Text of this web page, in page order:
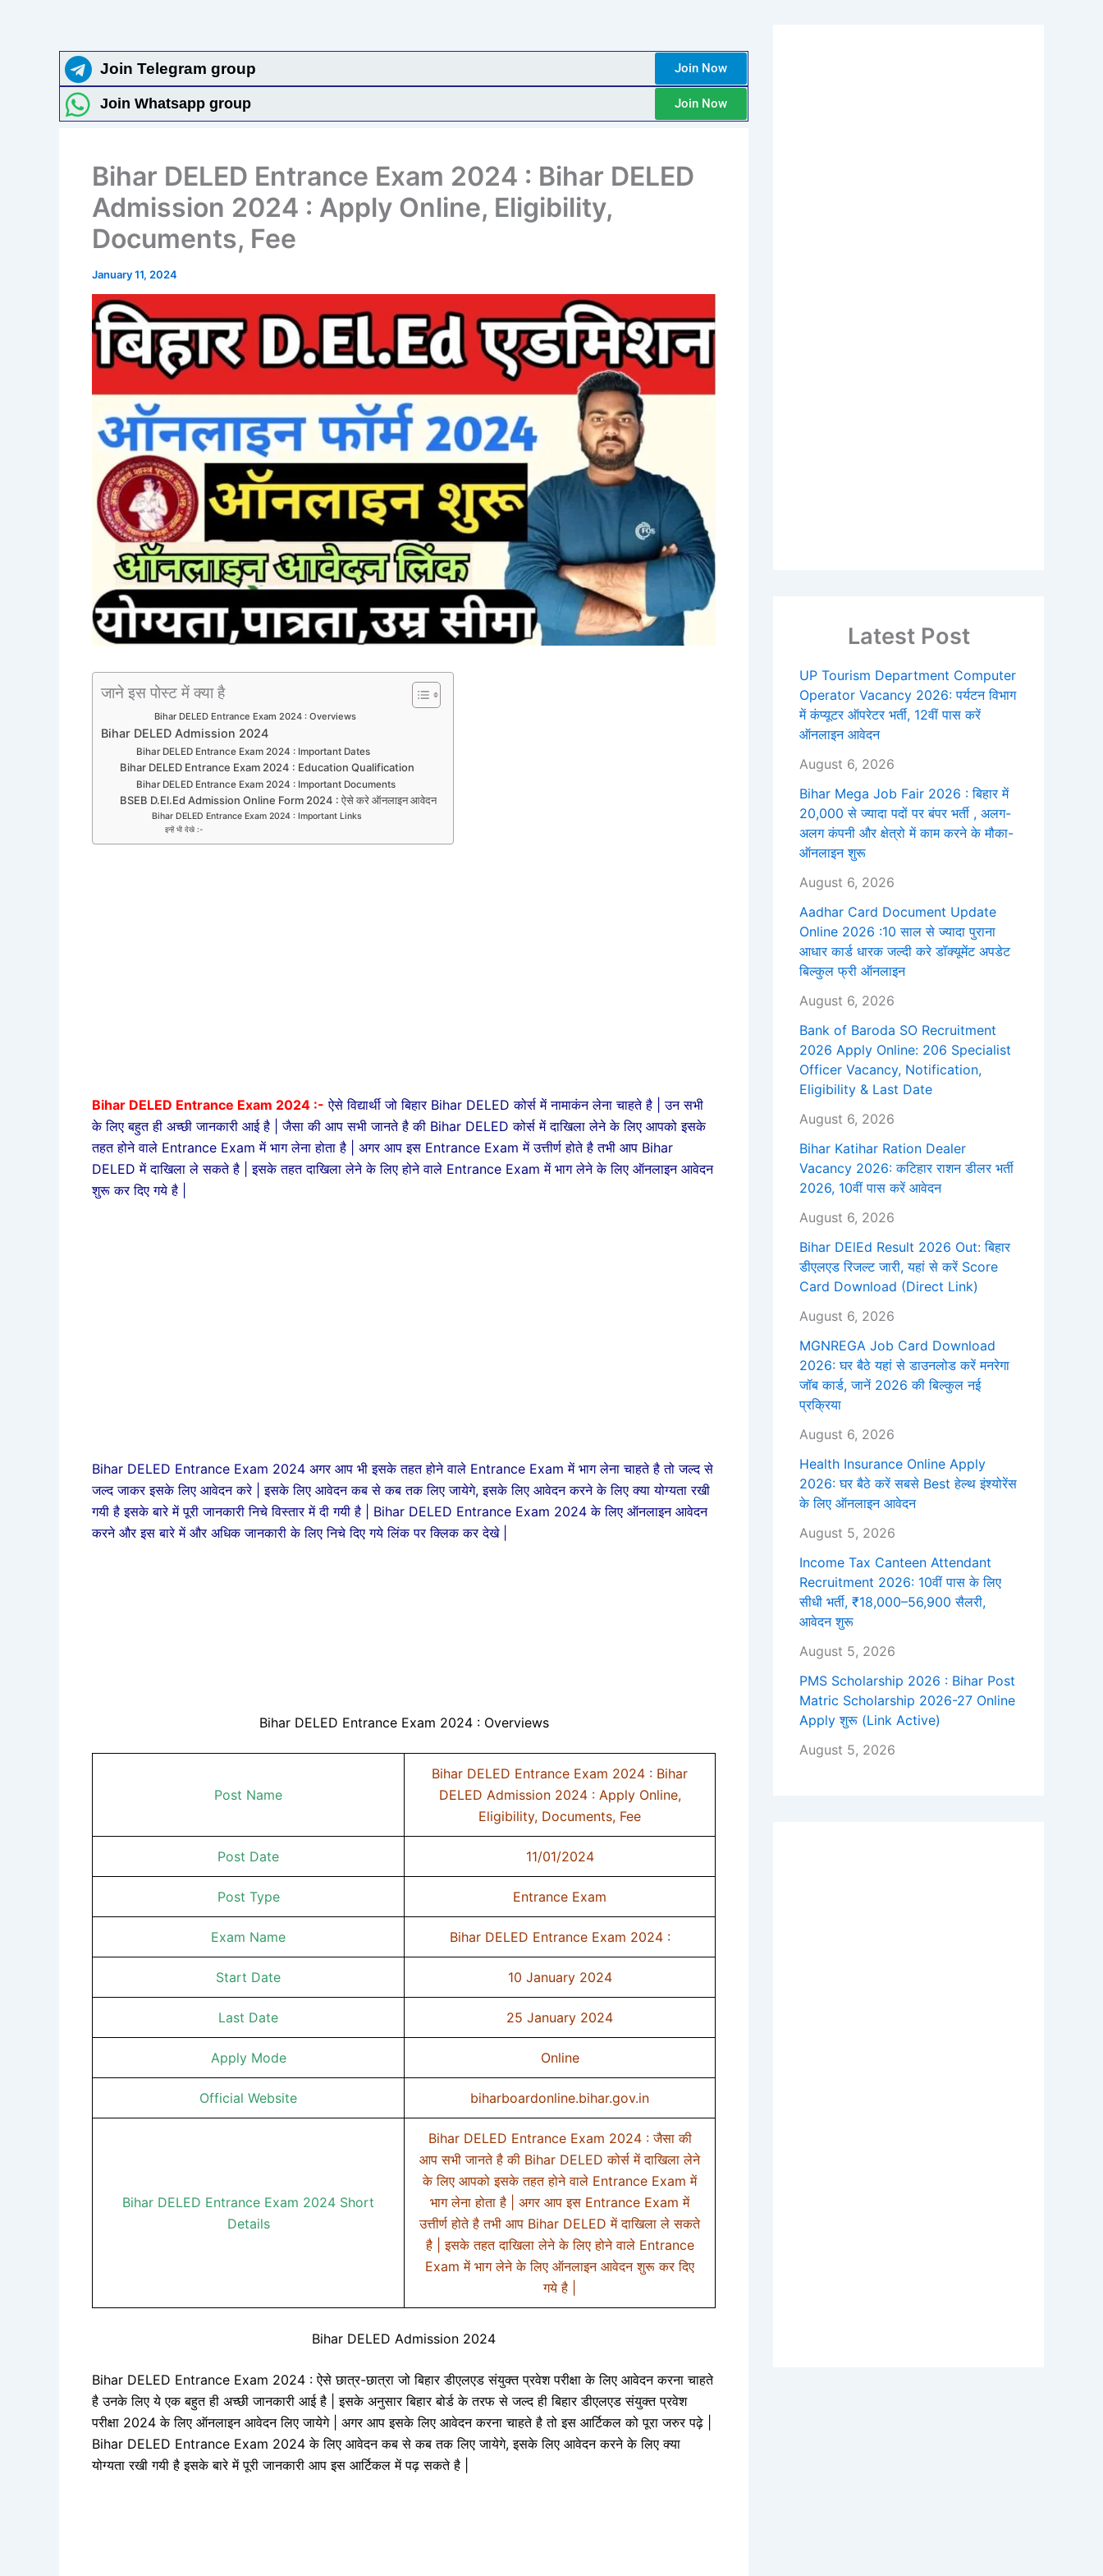
Join Telegram group Join Now
Join Whatsapp group Join Now
Bihar DELED Entrance Exam 2024 : Bihar DELED
Admission 2024 : Apply Online, Eligibility,
Documents, Fee
January 11, 2024
जाने इस पोस्ट में क्या है
Bihar DELED Entrance Exam 2024 : Overviews
Bihar DELED Admission 2024
Bihar DELED Entrance Exam 2024 : Important Dates
Bihar DELED Entrance Exam 2024 : Education Qualification
Bihar DELED Entrance Exam 2024 : Important Documents
BSEB D.El.Ed Admission Online Form 2024 : ऐसे करे ऑनलाइन आवेदन
Bihar DELED Entrance Exam 2024 : Important Links
इन्हें भी देखे :-
Bihar DELED Entrance Exam 2024 :- ऐसे विद्यार्थी जो बिहार Bihar DELED कोर्स में नामाकंन लेना चाहते है | उन सभी
के लिए बहुत ही अच्छी जानकारी आई है | जैसा की आप सभी जानते है की Bihar DELED कोर्स में दाखिला लेने के लिए आपको इसके
तहत होने वाले Entrance Exam में भाग लेना होता है | अगर आप इस Entrance Exam में उत्तीर्ण होते है तभी आप Bihar
DELED में दाखिला ले सकते है | इसके तहत दाखिला लेने के लिए होने वाले Entrance Exam में भाग लेने के लिए ऑनलाइन आवेदन
शुरू कर दिए गये है |
Bihar DELED Entrance Exam 2024 अगर आप भी इसके तहत होने वाले Entrance Exam में भाग लेना चाहते है तो जल्द से
जल्द जाकर इसके लिए आवेदन करे | इसके लिए आवेदन कब से कब तक लिए जायेगे, इसके लिए आवेदन करने के लिए क्या योग्यता रखी
गयी है इसके बारे में पूरी जानकारी निचे विस्तार में दी गयी है | Bihar DELED Entrance Exam 2024 के लिए ऑनलाइन आवेदन
करने और इस बारे में और अधिक जानकारी के लिए निचे दिए गये लिंक पर क्लिक कर देखे |
Bihar DELED Entrance Exam 2024 : Overviews
Post Name
Bihar DELED Entrance Exam 2024 : Bihar
DELED Admission 2024 : Apply Online,
Eligibility, Documents, Fee
Post Date 11/01/2024
Post Type Entrance Exam
Exam Name Bihar DELED Entrance Exam 2024 :
Start Date 10 January 2024
Last Date 25 January 2024
Apply Mode Online
Official Website biharboardonline.bihar.gov.in
Bihar DELED Entrance Exam 2024 Short
Details
Bihar DELED Entrance Exam 2024 : जैसा की
आप सभी जानते है की Bihar DELED कोर्स में दाखिला लेने
के लिए आपको इसके तहत होने वाले Entrance Exam में
भाग लेना होता है | अगर आप इस Entrance Exam में
उत्तीर्ण होते है तभी आप Bihar DELED में दाखिला ले सकते
है | इसके तहत दाखिला लेने के लिए होने वाले Entrance
Exam में भाग लेने के लिए ऑनलाइन आवेदन शुरू कर दिए
गये है |
Bihar DELED Admission 2024
Bihar DELED Entrance Exam 2024 : ऐसे छात्र-छात्रा जो बिहार डीएलएड संयुक्त प्रवेश परीक्षा के लिए आवेदन करना चाहते
है उनके लिए ये एक बहुत ही अच्छी जानकारी आई है | इसके अनुसार बिहार बोर्ड के तरफ से जल्द ही बिहार डीएलएड संयुक्त प्रवेश
परीक्षा 2024 के लिए ऑनलाइन आवेदन लिए जायेगे | अगर आप इसके लिए आवेदन करना चाहते है तो इस आर्टिकल को पूरा जरुर पढ़े |
Bihar DELED Entrance Exam 2024 के लिए आवेदन कब से कब तक लिए जायेगे, इसके लिए आवेदन करने के लिए क्या
योग्यता रखी गयी है इसके बारे में पूरी जानकारी आप इस आर्टिकल में पढ़ सकते है |
Latest Post
UP Tourism Department Computer
Operator Vacancy 2026: पर्यटन विभाग
में कंप्यूटर ऑपरेटर भर्ती, 12वीं पास करें
ऑनलाइन आवेदन
August 6, 2026
Bihar Mega Job Fair 2026 : बिहार में
20,000 से ज्यादा पदों पर बंपर भर्ती , अलग-
अलग कंपनी और क्षेत्रो में काम करने के मौका-
ऑनलाइन शुरू
August 6, 2026
Aadhar Card Document Update
Online 2026 :10 साल से ज्यादा पुराना
आधार कार्ड धारक जल्दी करे डॉक्यूमेंट अपडेट
बिल्कुल फ्री ऑनलाइन
August 6, 2026
Bank of Baroda SO Recruitment
2026 Apply Online: 206 Specialist
Officer Vacancy, Notification,
Eligibility & Last Date
August 6, 2026
Bihar Katihar Ration Dealer
Vacancy 2026: कटिहार राशन डीलर भर्ती
2026, 10वीं पास करें आवेदन
August 6, 2026
Bihar DElEd Result 2026 Out: बिहार
डीएलएड रिजल्ट जारी, यहां से करें Score
Card Download (Direct Link)
August 6, 2026
MGNREGA Job Card Download
2026: घर बैठे यहां से डाउनलोड करें मनरेगा
जॉब कार्ड, जानें 2026 की बिल्कुल नई
प्रक्रिया
August 6, 2026
Health Insurance Online Apply
2026: घर बैठे करें सबसे Best हेल्थ इंश्योरेंस
के लिए ऑनलाइन आवेदन
August 5, 2026
Income Tax Canteen Attendant
Recruitment 2026: 10वीं पास के लिए
सीधी भर्ती, ₹18,000–56,900 सैलरी,
आवेदन शुरू
August 5, 2026
PMS Scholarship 2026 : Bihar Post
Matric Scholarship 2026-27 Online
Apply शुरू (Link Active)
August 5, 2026